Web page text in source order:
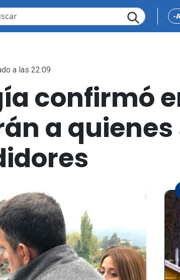
-
a las 22:09
confirmó
a quienes